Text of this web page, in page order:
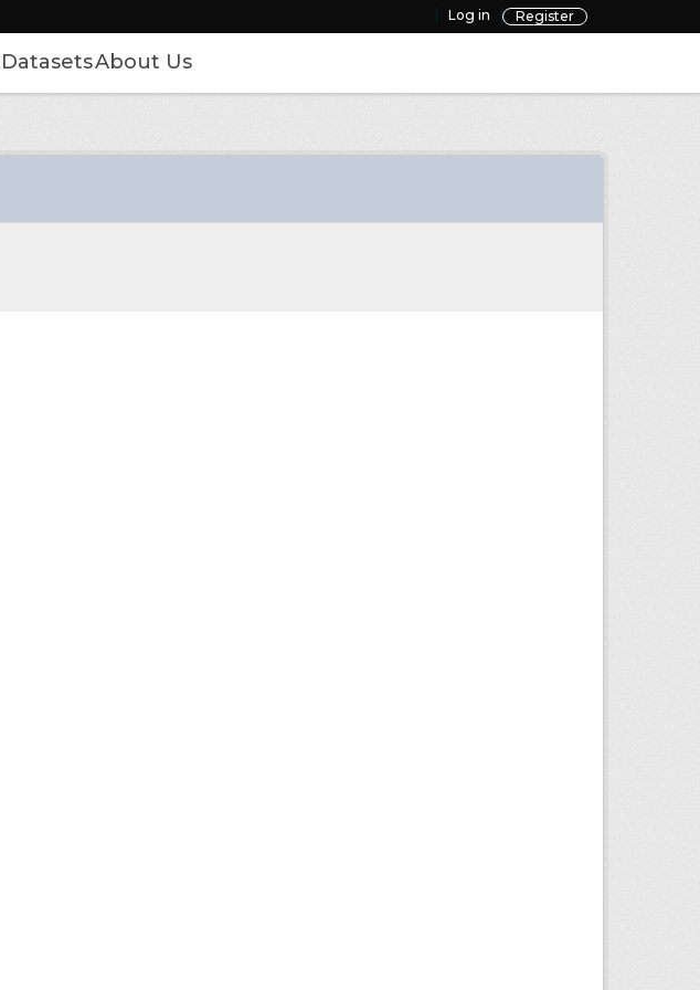
Log in Register
DatasetsAbout Us